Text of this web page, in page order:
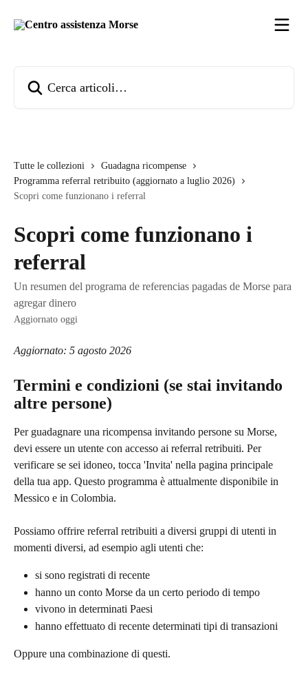
Tutte le collezioni
Guadagna ricompense
Programma referral retribuito (aggiornato a luglio 2026)
Scopri come funzionano i referral
Scopri come funzionano i
referral
Un resumen del programa de referencias pagadas de Morse para
agregar dinero
Aggiornato oggi
Aggiornato: 5 agosto 2026
Termini e condizioni (se stai invitando
altre persone)
Per guadagnare una ricompensa invitando persone su Morse,
devi essere un utente con accesso ai referral retribuiti. Per
verificare se sei idoneo, tocca 'Invita' nella pagina principale
della tua app. Questo programma è attualmente disponibile in
Messico e in Colombia.
Possiamo offrire referral retribuiti a diversi gruppi di utenti in
momenti diversi, ad esempio agli utenti che:
si sono registrati di recente
hanno un conto Morse da un certo periodo di tempo
vivono in determinati Paesi
hanno effettuato di recente determinati tipi di transazioni
Oppure una combinazione di questi.